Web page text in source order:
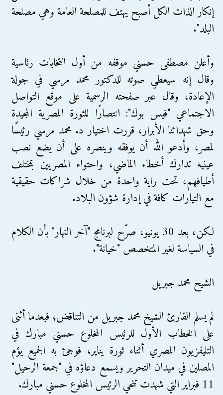
إنكار الذات الكل أصبح يهتف للمصلحة العامة وهي مصلحة
البلد".
وأعلن مصطفى حسني موقفه من أول انتخابات رئاسية
وقال إنه سيعطي صوته للدكتور محمد مرسي في جولة
الإعادة، وقال عبر صفحته الرسمية على موقع التواصل
الاجتماعي "فيس بوك": انتصارًا للثورة المصرية المجيدة
وحق شهدائنا الأبرار، قررت اختيار د. محمد مرسي رئيسًا
لمصر، وأدعو الله أن يوفقه وينصره على أن يضع نصب
عينيه تدارك أخطاء الماضي، واحتواء المصريين بمختلف
أطيافهم، تحت راية واحدة من خلال شراكات حقيقية
مع التيارات كافة في إدارة شؤون البلاد.
لكن، بعد 30 يونيو، صرّح لبرنامج "آخر النهار" بأن الكلام
في السياسة لغير المتخصص "خيانة".
الشيح محمد جبريل
لم يسلم القارئ الشيخ محمد جبريل من التناقض؛ فبعدما أثنى
على الخطاب الأول للرئيس المخلوع حسني مبارك في
التليفزيون المصري أثناء ثورة يناير، فوجئ به الجميع يؤم
المصلين في ميدان التحرير ويسمع دعاؤه في "جمعة الرحيل"
11 فبراير التي شهدت تنحي الرئيس المخلوع حسني مبارك.